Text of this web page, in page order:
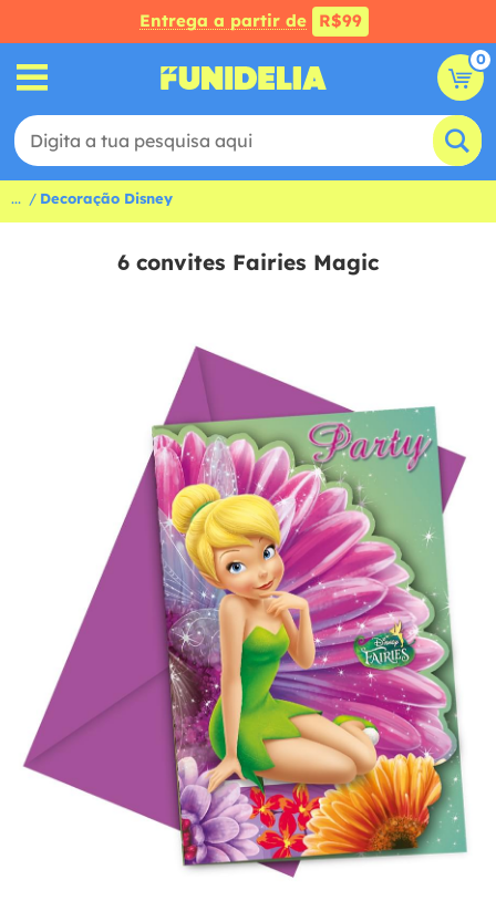
Entrega a partir de R$99
0
... Decoração Disney
6 convites Fairies Magic